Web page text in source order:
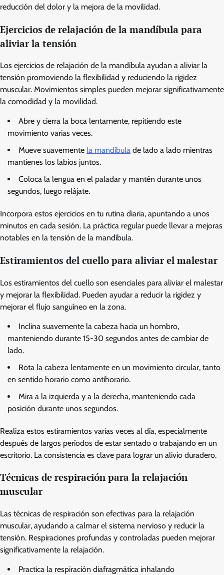
reducción del dolor y la mejora de la movilidad.
Ejercicios de relajación de la mandíbula para
aliviar la tensión
Los ejercicios de relajación de la mandíbula ayudan a aliviar la
tensión promoviendo la flexibilidad y reduciendo la rigidez
muscular. Movimientos simples pueden mejorar significativamente
la comodidad y la movilidad.
Abre y cierra la boca lentamente, repitiendo este
movimiento varias veces.
Mueve suavemente la mandíbula de lado a lado mientras
mantienes los labios juntos.
Coloca la lengua en el paladar y mantén durante unos
segundos, luego relájate.
Incorpora estos ejercicios en tu rutina diaria, apuntando a unos
minutos en cada sesión. La práctica regular puede llevar a mejoras
notables en la tensión de la mandíbula.
Estiramientos del cuello para aliviar el malestar
Los estiramientos del cuello son esenciales para aliviar el malestar
y mejorar la flexibilidad. Pueden ayudar a reducir la rigidez y
mejorar el flujo sanguíneo en la zona.
Inclina suavemente la cabeza hacia un hombro,
manteniendo durante 15-30 segundos antes de cambiar de
lado.
Rota la cabeza lentamente en un movimiento circular, tanto
en sentido horario como antihorario.
Mira a la izquierda y a la derecha, manteniendo cada
posición durante unos segundos.
Realiza estos estiramientos varias veces al día, especialmente
después de largos períodos de estar sentado o trabajando en un
escritorio. La consistencia es clave para lograr un alivio duradero.
Técnicas de respiración para la relajación
muscular
Las técnicas de respiración son efectivas para la relajación
muscular, ayudando a calmar el sistema nervioso y reducir la
tensión. Respiraciones profundas y controladas pueden mejorar
significativamente la relajación.
Practica la respiración diafragmática inhalando